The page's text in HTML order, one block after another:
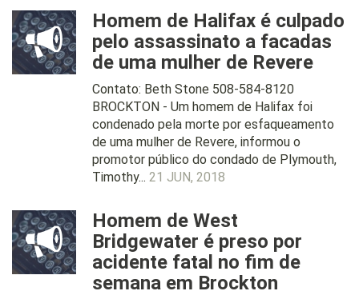
Homem de Halifax é culpado
pelo assassinato a facadas
de uma mulher de Revere
Contato: Beth Stone 508-584-8120
BROCKTON - Um homem de Halifax foi
condenado pela morte por esfaqueamento
de uma mulher de Revere, informou o
promotor público do condado de Plymouth,
Timothy... 21 JUN, 2018
Homem de West
Bridgewater é preso por
acidente fatal no fim de
semana em Brockton